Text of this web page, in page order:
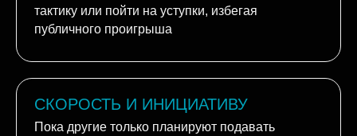
заставляет оппонента серьезно изменить свою
тактику или пойти на уступки, избегая
СКОРОСТЬ И ИНИЦИАТИВУ